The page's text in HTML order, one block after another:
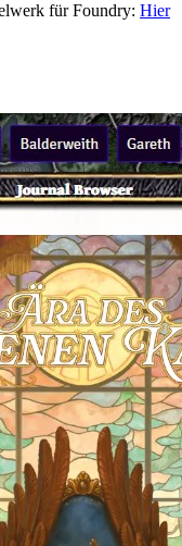
für Foundry: Hier